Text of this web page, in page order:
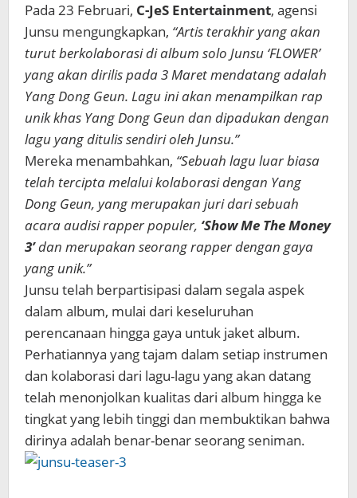
Pada 23 Februari, C-JeS Entertainment, agensi
Junsu mengungkapkan, “Artis terakhir yang akan
turut berkolaborasi di album solo Junsu ‘FLOWER’
yang akan dirilis pada 3 Maret mendatang adalah
Yang Dong Geun. Lagu ini akan menampilkan rap
unik khas Yang Dong Geun dan dipadukan dengan
lagu yang ditulis sendiri oleh Junsu.”
Mereka menambahkan, “Sebuah lagu luar biasa
telah tercipta melalui kolaborasi dengan Yang
Dong Geun, yang merupakan juri dari sebuah
acara audisi rapper populer, ‘Show Me The Money
3’dan merupakan seorang rapper dengan gaya
yang unik.”
Junsu telah berpartisipasi dalam segala aspek
dalam album, mulai dari keseluruhan
perencanaan hingga gaya untuk jaket album.
Perhatiannya yang tajam dalam setiap instrumen
dan kolaborasi dari lagu-lagu yang akan datang
telah menonjolkan kualitas dari album hingga ke
tingkat yang lebih tinggi dan membuktikan bahwa
dirinya adalah benar-benar seorang seniman.